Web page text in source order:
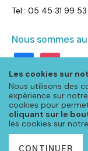
Les cookies sur
Nous utilisons des
expérience sur
cookies pour
cliquant sur le
les cookies sur
CONTINUER
Tel.: 05 45 31 99 53
Nous sommes
facebookinstagram